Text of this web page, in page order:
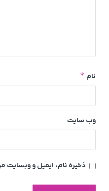
نام *
وب‌ سایت
ذخیره نام، ایمیل و وبسایت